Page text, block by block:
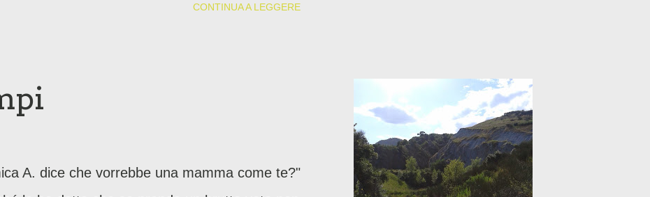
CONTINUA A LEGGERE
A. dice che vorrebbe una mamma come te?"